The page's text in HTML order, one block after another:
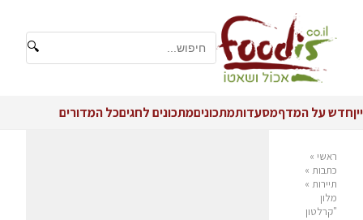
🔍
ייןחדש על המדףמסעדותמתכוניםמתכונים לחגיםכל המדורים
ראשי »
כתבות »
תיירות »
מלון
"קרלטון